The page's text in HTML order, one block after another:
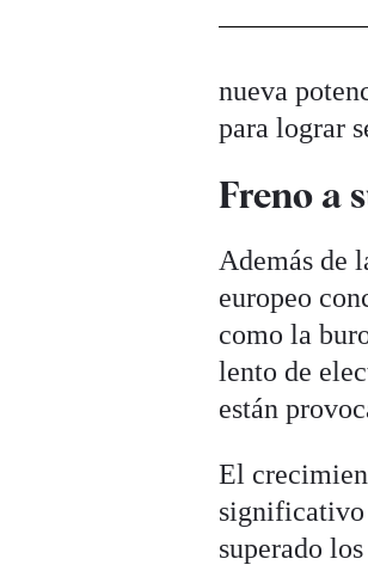
nueva
para lograr
Freno a
Además de
europeo
como la
lento de
están
El
significativo
superado